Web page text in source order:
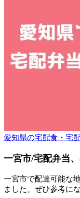
愛知県の宅配食・宅
一宮市/宅配弁当
一宮市で配達可能な
ました。ぜひ参考に